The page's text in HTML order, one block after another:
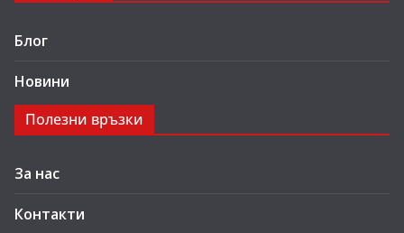
Блог
Новини
Полезни връзки
За нас
Контакти